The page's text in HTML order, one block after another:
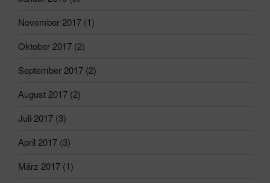
November 2017 (1)
Oktober 2017 (2)
September 2017 (2)
August 2017 (2)
Juli 2017 (3)
April 2017 (3)
März 2017 (1)